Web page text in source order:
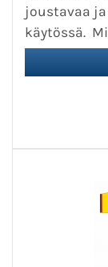
joustavaa
käytössä.